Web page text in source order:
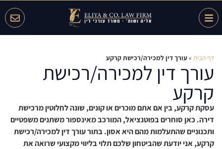
דף הבית »עורך דין למכירה/רכישת קרקע
עורך דין למכירה/רכישת
קרקע
עסקת קרקע, בין אם אתם מוכרים או קונים, שונה לחלוטין מרכישת
דירה. כאן סוחרים בפוטנציאל, המורכב מאינספור משתנים משפטיים
ותכנוניים שהתעלמות מהם היא אסון. בתור עורך דין למכירה/רכישת
קרקע, אני יודעת שהביטחון שלכם תלוי בליווי מקצועי שרואה את